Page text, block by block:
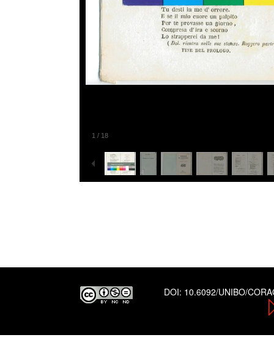
1 / 18
DOI: 10.6092/UNIBO/